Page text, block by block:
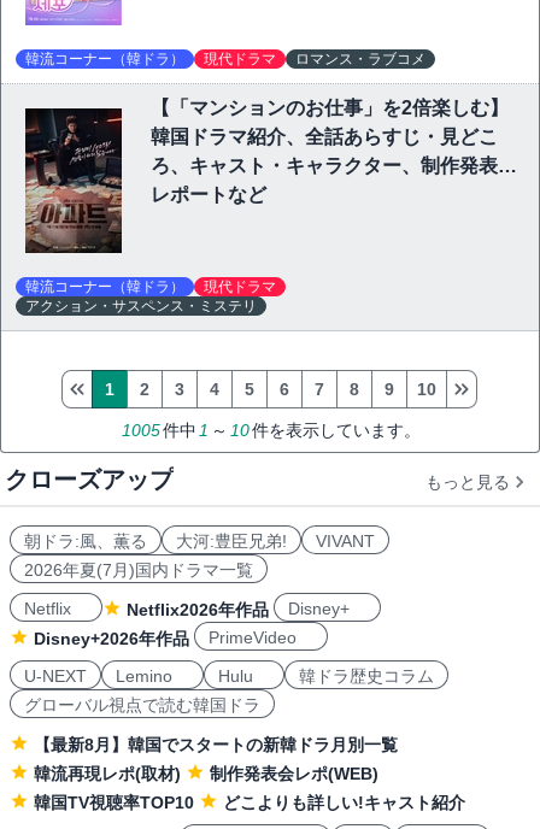
韓流コーナー（韓ドラ） 現代ドラマ ロマンス・ラブコメ
【「マンションのお仕事」を2倍楽しむ】
韓国ドラマ紹介、全話あらすじ・見どこ
ろ、キャスト・キャラクター、制作発表会
レポートなど
韓流コーナー（韓ドラ）
現代ドラマ
アクション・サスペンス・ミステリ
1005件中 1 ～ 10件を表示しています。
1 2 3 4 5 6 7 8 9 10
クローズアップ もっと見る
朝ドラ:風、薫る 大河:豊臣兄弟!
VIVANT
2026年夏(7月)国内ドラマ一覧
Netflix
Netflix2026年作品
Disney+
Disney+2026年作品
PrimeVideo
U-NEXT
Lemino Hulu
韓ドラ歴史コラム
グローバル視点で読む韓国ドラ
【最新8月】韓国でスタートの新韓ドラ月別一覧
韓流再現レポ(取材)
制作発表会レポ(WEB)
韓国TV視聴率TOP10
どこよりも詳しい!キャスト紹介